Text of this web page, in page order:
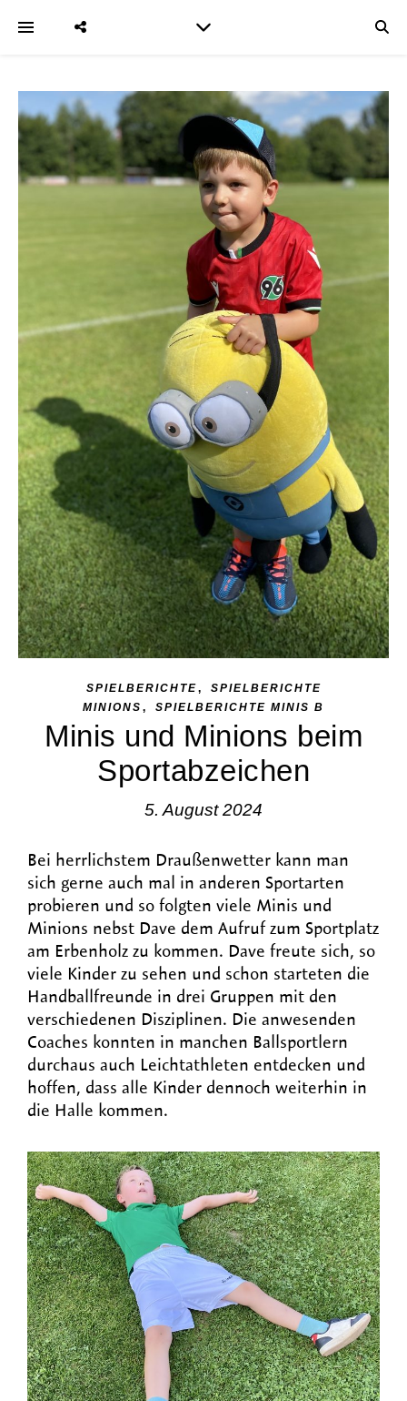
SPIELBERICHTE,
SPIELBERICHTE
MINIONS , SPIELBERICHTE MINIS B
Minis und Minions beim
Sportabzeichen
5. August 2024
Bei herrlichstem Draußenwetter kann man
sich gerne auch mal in anderen Sportarten
probieren und so folgten viele Minis und
Minions nebst Dave dem Aufruf zum Sportplatz
am Erbenholz zu kommen. Dave freute sich, so
viele Kinder zu sehen und schon starteten die
Handballfreunde in drei Gruppen mit den
verschiedenen Disziplinen. Die anwesenden
Coaches konnten in manchen Ballsportlern
durchaus auch Leichtathleten entdecken und
hoffen, dass alle Kinder dennoch weiterhin in
die Halle kommen.